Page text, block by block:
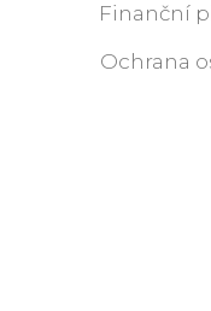
Finanční
Ochrana